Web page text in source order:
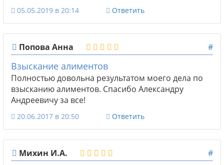
05.05.2019 в 20:14 Ответить
Попова Анна #
Взыскание алиментов
Полностью довольна результатом моего дела по
взысканию алиментов. Спасибо Александру
Андреевичу за все!
20.06.2017 в 20:50 Ответить
Михин И.А. #